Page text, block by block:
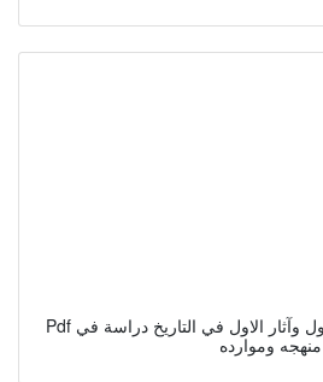
Pdf القرماني وكتابه أخبار الدول وآثار الاول في التاريخ دراسة في
منهجه وموارده